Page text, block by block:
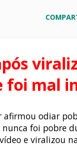
foi mal
afirmou odiar
nunca foi pobre
e viralizou